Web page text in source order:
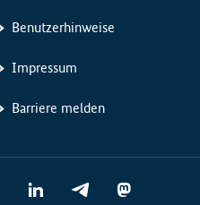
Benutzerhinweise
Impressum
Barriere melden